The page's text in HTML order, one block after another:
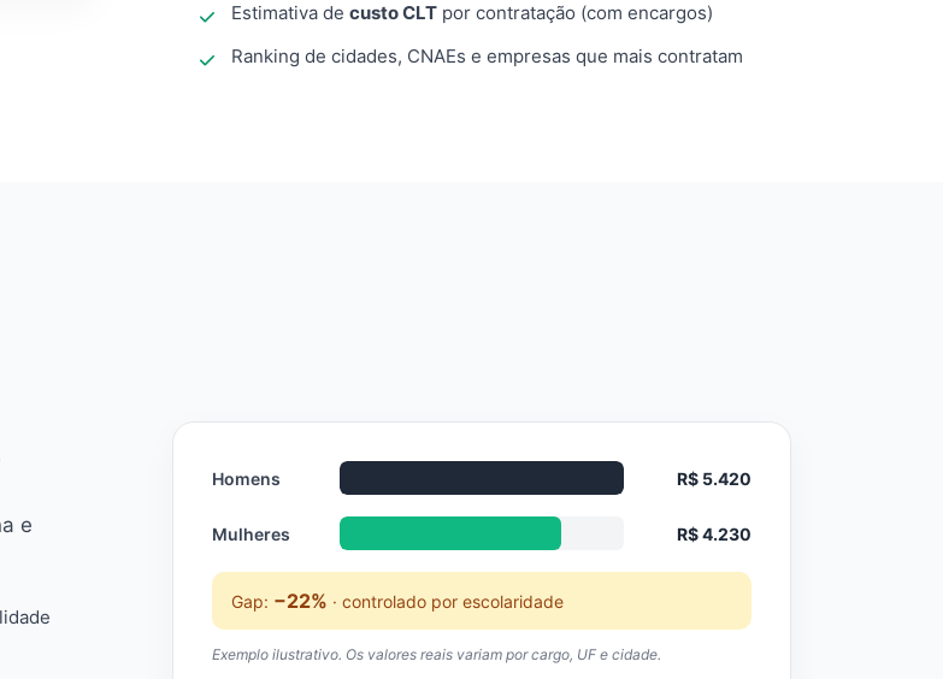
Estimativa de custo CLT por contratação (com encargos)
Ranking de cidades, CNAEs e empresas que mais contratam
e
Homens R$ 5.420
Mulheres R$ 4.230
Gap: −22% · controlado por escolaridade
Exemplo ilustrativo. Os valores reais variam por cargo, UF e cidade.